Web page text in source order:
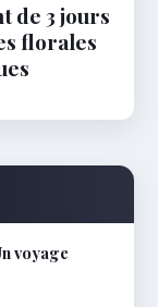
de 3 jours
florales
voyage